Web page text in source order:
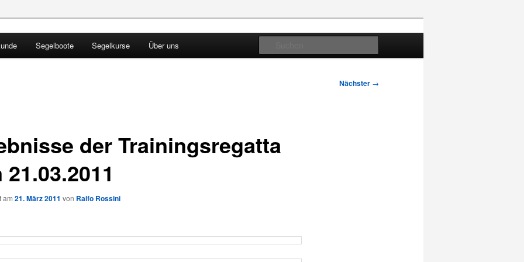
Segelboote Segelkurse Über uns
Nächster →
der Trainingsregatta
am 21. März 2011 von Ralfo Rossini